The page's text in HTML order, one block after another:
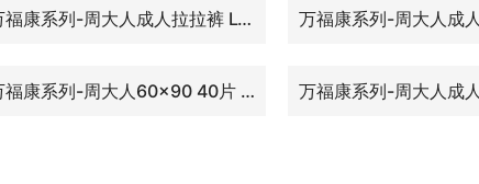
万福康系列-周大人成人拉拉裤 L18片
万福康系列-周大人60×90 40片 中厚防滑型护理垫